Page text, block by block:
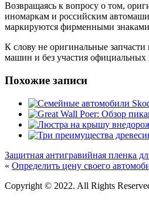
Возвращаясь к вопросу о том,
иномаркам и российским
маркируются фирменными знаками
К слову не оригинальные
машин и без участия
Похожие записи
Защитная антигравийная пленка
« Определить цену своего
Copyright © 2022. All Rights